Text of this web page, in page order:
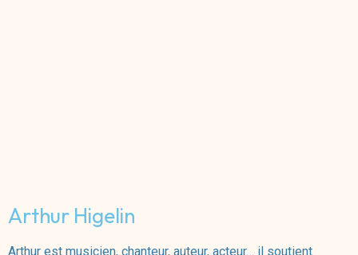
Arthur Higelin
Arthur est musicien, chanteur, auteur, acteur… il soutient